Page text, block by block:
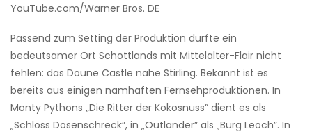
YouTube.com/Warner Bros. DE
Passend zum Setting der Produktion durfte ein
bedeutsamer Ort Schottlands mit Mittelalter-Flair nicht
fehlen: das Doune Castle nahe Stirling. Bekannt ist es
bereits aus einigen namhaften Fernsehproduktionen. In
Monty Pythons „Die Ritter der Kokosnuss” dient es als
„Schloss Dosenschreck”, in „Outlander” als „Burg Leoch”. In